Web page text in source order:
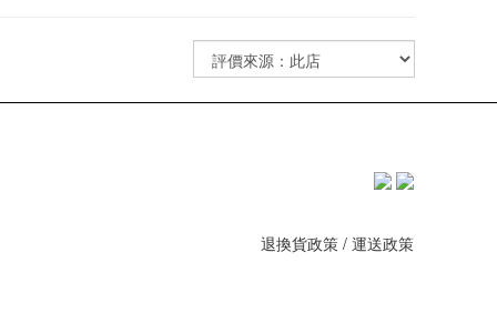
退換貨政策 / 運送政策